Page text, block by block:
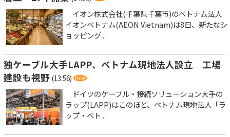
イオン株式会社(千葉県千葉市)のベトナム法人
イオンベトナム(AEON Vietnam)は8日、新たなシ
ョッピング...
独ケーブル大手LAPP、ベトナム現地法人設立 工場
建設も視野 (13:56)
ドイツのケーブル・接続ソリューション大手の
ラップ(LAPP)はこのほど、ベトナム現地法人「ラ
ップ・ベト...